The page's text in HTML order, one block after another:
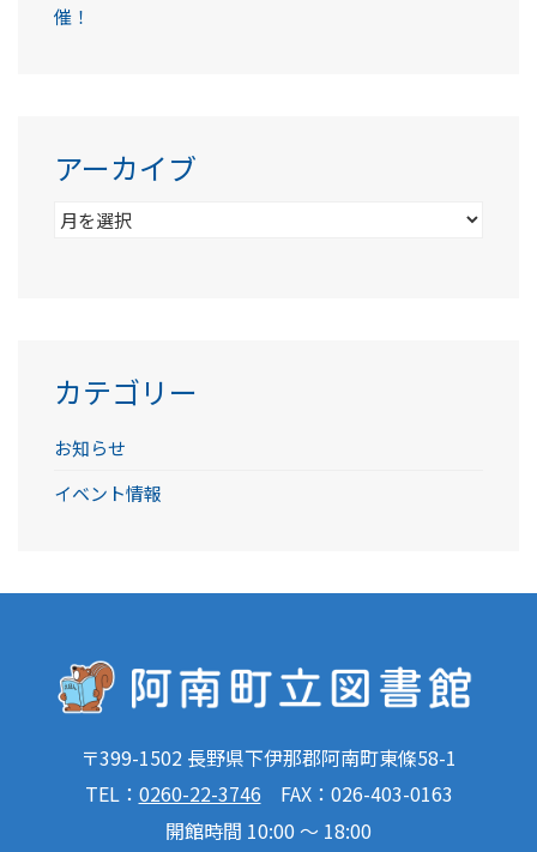
催！
アーカイブ
ア
カテゴリー
お知らせ
イベント情報
〒399-1502 長野県下伊那郡阿南町東條58-1
TEL： 0260-22-3746 FAX：026-403-0163
開館時間 10:00 ～ 18:00